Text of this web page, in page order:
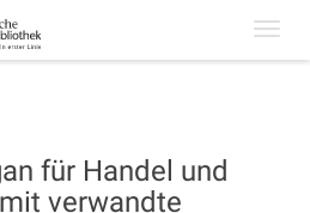
für Handel und
verwandte